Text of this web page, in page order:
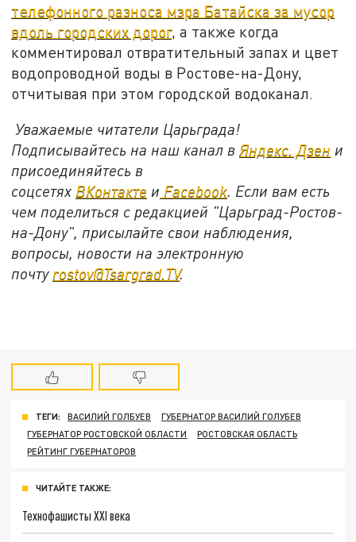
телефонного разноса мэра Батайска за мусор
вдоль городских дорог, а также когда
комментировал отвратительный запах и цвет
водопроводной воды в Ростове-на-Дону,
отчитывая при этом городской водоканал.
Уважаемые читатели Царьграда!
Подписывайтесь на наш канал вЯндекс. Дзен и
присоединяйтесь в
соцсетях ВКонтакте и Facebook. Если вам есть
чем поделиться с редакцией "Царьград-Ростов-
на-Дону", присылайте свои наблюдения,
вопросы, новости на электронную
почту rostov@Tsargrad.TV.
ТЕГИ: ВАСИЛИЙ ГОЛБУЕВ
ГУБЕРНАТОР ВАСИЛИЙ ГОЛУБЕВ
ГУБЕРНАТОР РОСТОВСКОЙ ОБЛАСТИ
РОСТОВСКАЯ ОБЛАСТЬ
РЕЙТИНГ ГУБЕРНАТОРОВ
ЧИТАЙТЕ ТАКЖЕ:
Технофашисты XXI века